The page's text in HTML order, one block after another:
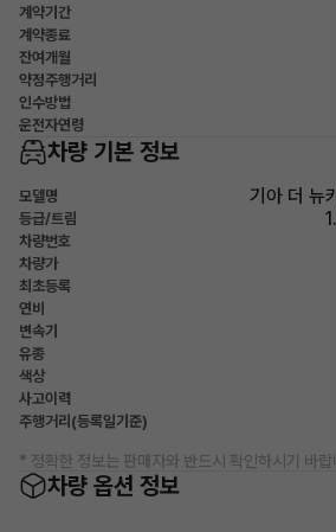
계약기간
계약종료
잔여개월
약정주행거리
인수방법
운전자연령
차량 기본 정보
모델명 기아 더 뉴
등급/트림
차량번호
차량가
최초등록
연비
변속기
유종
색상
사고이력
주행거리(등록일기준)
* 정확한 정보는 판매자와 반드시 확인하시기 바랍
차량 옵션 정보